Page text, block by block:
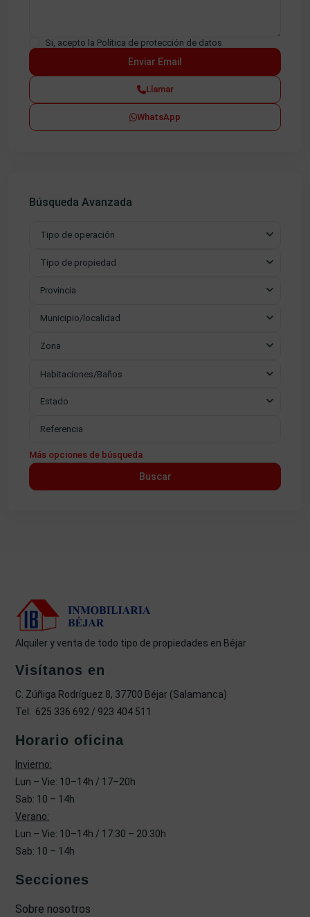
Si, acepto la Política de protección de datos
Llamar
WhatsApp
Búsqueda Avanzada
Tipo de operación
Tipo de propiedad
Provincia
Municipio/localidad
Zona
Habitaciones/Baños
Estado
Más opciones de búsqueda
Buscar
Alquiler y venta de todo tipo de propiedades en Béjar
Visítanos en
C. Zúñiga Rodríguez 8, 37700 Béjar (Salamanca)
Tel: 625 336 692 / 923 404 511
Horario oficina
Invierno:
Lun – Vie: 10–14h / 17–20h
Sab: 10 – 14h
Verano:
Lun – Vie: 10–14h / 17:30 – 20:30h
Sab: 10 – 14h
Secciones
Sobre nosotros